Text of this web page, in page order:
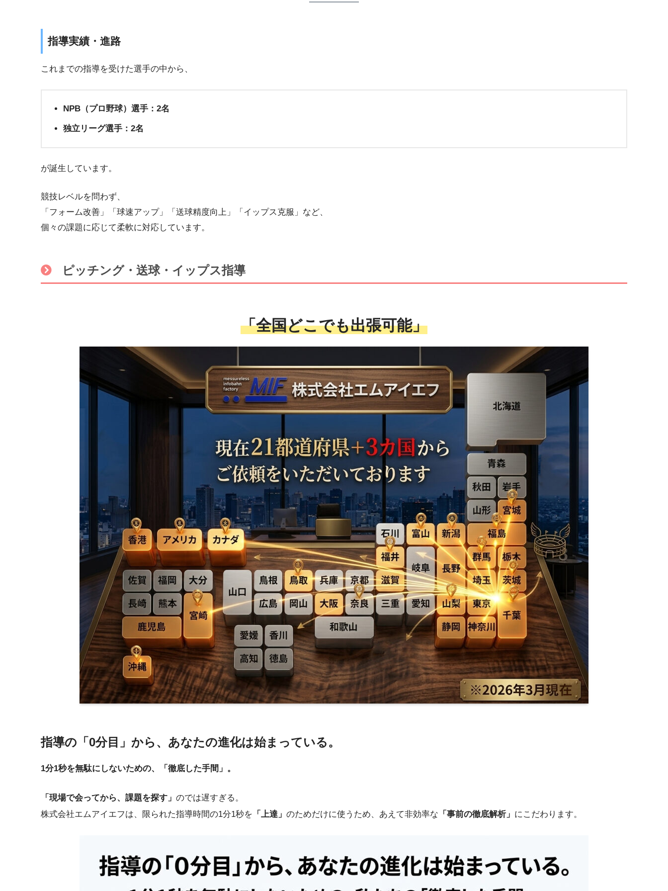
指導実績・進路
これまでの指導を受けた選手の中から、
NPB（プロ野球）選手：2名
独立リーグ選手：2名
が誕生しています。
競技レベルを問わず、
「フォーム改善」「球速アップ」「送球精度向上」「イップス克服」など、
個々の課題に応じて柔軟に対応しています。
ピッチング・送球・イップス指導
「全国どこでも出張可能」
指導の「0分目」から、あなたの進化は始まっている。
1分1秒を無駄にしないための、「徹底した手間」。
「現場で会ってから、課題を探す」 のでは遅すぎる。
株式会社エムアイエフは、限られた指導時間の1分1秒を 「上達」 のためだけに使うため、あえて非効率な 「事前の徹底解析」 にこだわります。